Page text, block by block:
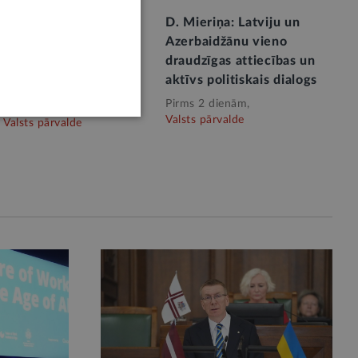
Valsts pārvalde
D. Mieriņa: Latviju un
Azerbaidžānu vieno
draudzīgas attiecības un
aktīvs politiskais dialogs
Pirms 2 dienām,
Valsts pārvalde